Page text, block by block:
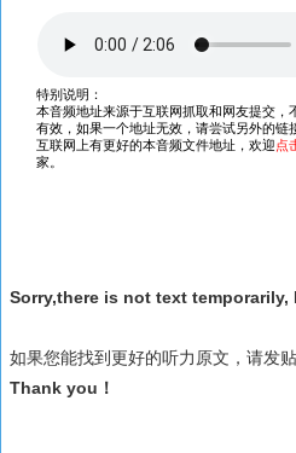
Sorry,there is not text
如果您能找到更好的听力原文，请发
Thank you！